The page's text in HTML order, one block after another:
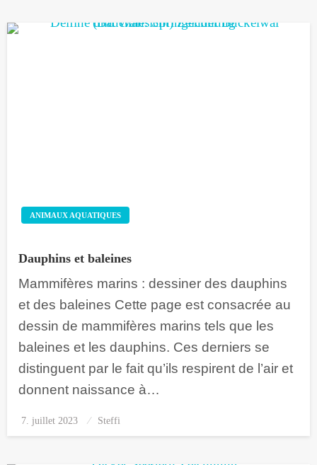
ANIMAUX AQUATIQUES
Dauphins et baleines
Mammifères marins : dessiner des dauphins
et des baleines Cette page est consacrée au
dessin de mammifères marins tels que les
baleines et les dauphins. Ces derniers se
distinguent par le fait qu’ils respirent de l’air et
donnent naissance à…
Posted
on
7. juillet 2023 Steffi